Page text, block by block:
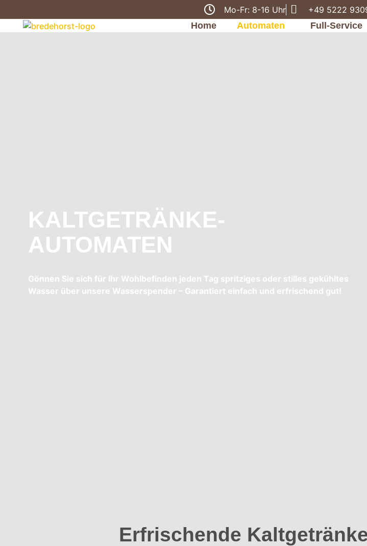
Mo-Fr: 8-16 Uhr +49 5222
Home
Automaten Full-Service
KALTGETRÄNKE-
AUTOMATEN
Gönnen Sie sich für Ihr Wohlbefinden jeden Tag spritziges oder stilles gekühltes
Wasser über unsere Wasserspender – Garantiert einfach und erfrischend gut!
Erfrischende